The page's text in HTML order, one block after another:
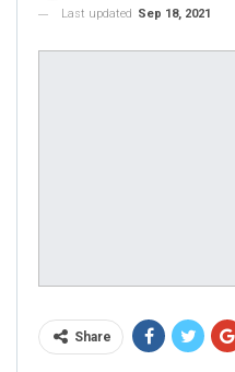
Last updated Sep 18, 2021
Share